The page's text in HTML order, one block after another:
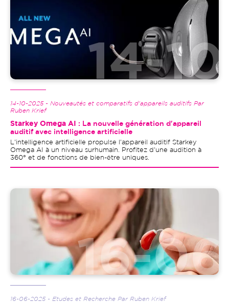
14-10-2025 - Nouveautés et comparatifs d'appareils auditifs Par
Ruben Krief
Starkey Omega AI
: La nouvelle génération d'appareil
auditif avec intelligence artificielle
L'intelligence artificielle propulse l'appareil auditif Starkey
Omega AI à un niveau surhumain. Profitez d'une audition à
360° et de fonctions de bien-être uniques.
Image
16-06-2025 - Etudes et Recherche Par Ruben Krief